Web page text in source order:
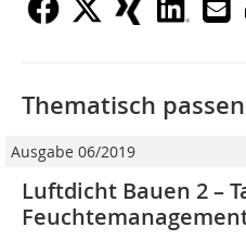
Thematisch
Ausgabe 06/2019
Luftdicht Bauen 2 –